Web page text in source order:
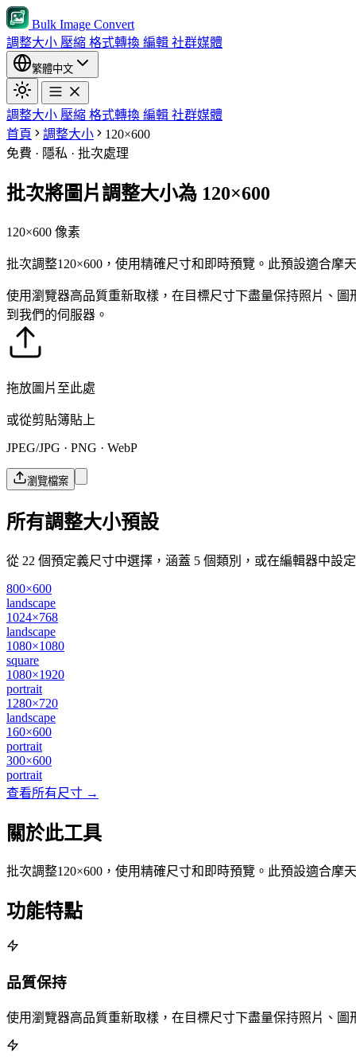
Bulk Image Convert
調整大小 壓縮 格式轉換 編輯 社群媒體
繁體中文
調整大小 壓縮 格式轉換 編輯 社群媒體
首頁
調整大小
120×600
免費 · 隱私 · 批次處理
批次將圖片調整大小為 120×600
120×600 像素
批次調整120×600，使用精確尺寸和即時預覽。此預設適合摩
使用瀏覽器高品質重新取樣，在目標尺寸下盡量保持照片、圖
到我們的伺服器。
拖放圖片至此處
或從剪貼簿貼上
JPEG/JPG · PNG · WebP
瀏覽檔案
所有調整大小預設
從 22 個預定義尺寸中選擇，涵蓋 5 個類別，或在編輯器中設
800×600
landscape
1024×768
landscape
1080×1080
square
1080×1920
portrait
1280×720
landscape
160×600
portrait
300×600
portrait
查看所有尺寸 →
關於此工具
批次調整120×600，使用精確尺寸和即時預覽。此預設適合摩
功能特點
品質保持
使用瀏覽器高品質重新取樣，在目標尺寸下盡量保持照片、圖